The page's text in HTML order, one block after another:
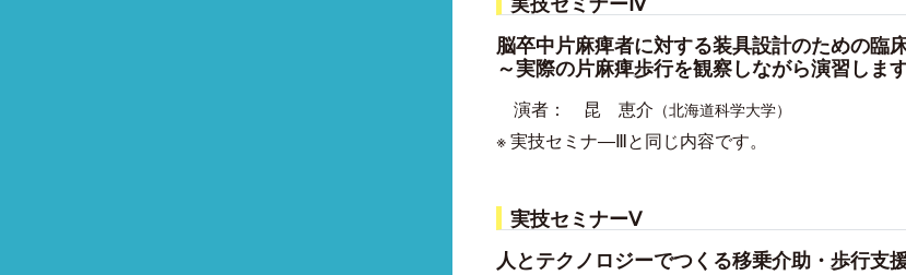
脳卒中片麻痺者に対する装具設計のための臨
～実際の片麻痺歩行を観察しながら演習しま
演者： 昆 恵介 （北海道科学大学）
※ 実技セミナ―Ⅲと同じ内容です。
実技セミナーⅤ
人とテクノロジーでつくる移乗介助・歩行支